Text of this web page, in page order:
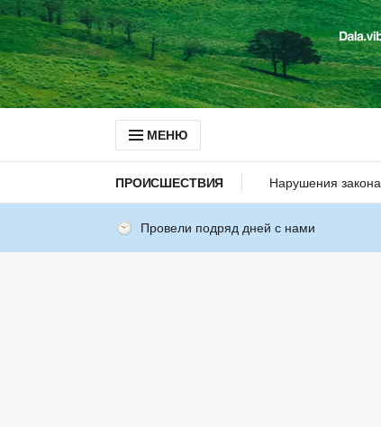
МЕНЮ
ПРОИСШЕСТВИЯ Нарушения закона
Провели подряд дней с нами